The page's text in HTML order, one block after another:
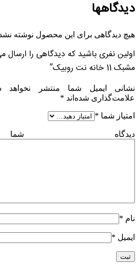
دیدگاهها
هیچ دیدگاهی برای این محصول نوشته
اولین نفری باشید که دیدگاهی را ارسال
مشبک 11 خانه نت روبیک”
نشانی ایمیل شما منتشر نخواهد
علامت‌گذاری شده‌اند *
امتیاز شما *
نام *
ایمیل *